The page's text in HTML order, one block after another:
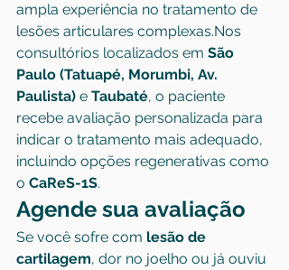
ampla experiência no tratamento de
lesões articulares complexas.Nos
consultórios localizados em São
Paulo (Tatuapé, Morumbi, Av.
Paulista) e Taubaté, o paciente
recebe avaliação personalizada para
indicar o tratamento mais adequado,
incluindo opções regenerativas como
o CaReS-1S.
Agende sua avaliação
Se você sofre com lesão de
cartilagem, dor no joelho ou já ouviu